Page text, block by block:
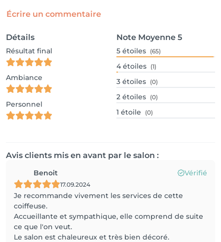
Écrire un commentaire
Détails
Résultat final
Ambiance
Personnel
Note Moyenne 5
5 étoiles (65)
4 étoiles (1)
3 étoiles (0)
2 étoiles (0)
1 étoile (0)
Avis clients mis en avant par le salon :
Benoit Vérifié
17.09.2024
Je recommande vivement les services de cette
coiffeuse.
Accueillante et sympathique, elle comprend de suite
ce que l'on veut.
Le salon est chaleureux et très bien décoré.